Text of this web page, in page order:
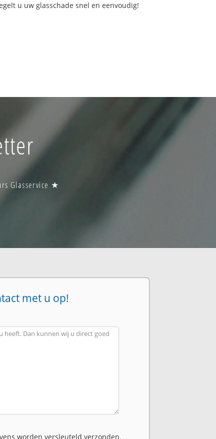
u uw glasschade snel en eenvoudig!
Glasservice ★
met u op!
worden versleuteld verzonden.